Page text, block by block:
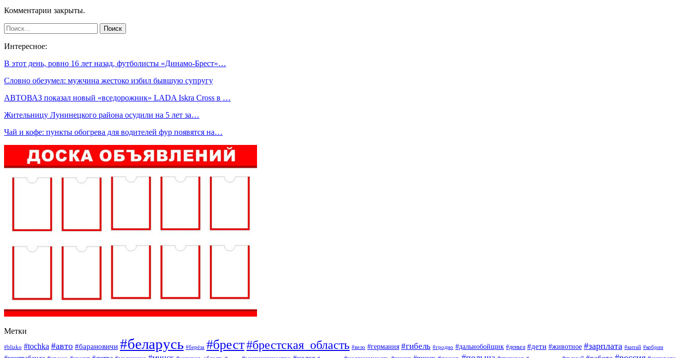
Комментарии закрыты.
Интересное:
В этот день, ровно 16 лет назад, футболисты «Динамо-Брест»…
Словно обезумел: мужчина жестоко избил бывшую супругу
АВТОВАЗ показал новый «вседорожник» LADA Iskra Cross в …
Жительницу Лунинецкого района осудили на 5 лет за…
Чай и кофе: пункты обогрева для водителей фур появятся на…
Метки
#blizko #tochka #авто #барановичи #беларусь #берёза #брест#брестская_область #вело #германия #гибель #гродно #дальнобойщик #деньга #дети #животное #зарплата #китай #кобрин